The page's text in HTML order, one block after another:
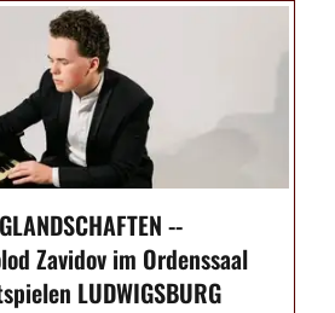
--
Zavidov im Ordenssaal
LUDWIGSBURG